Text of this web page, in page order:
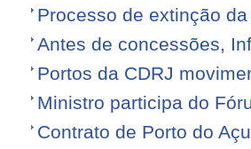
Processo de extinção
Antes de concessões,
Portos da CDRJ
Ministro participa do
Contrato de Porto do